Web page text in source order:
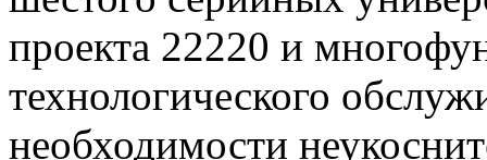
проекта 22220 и
технологического
необходимости